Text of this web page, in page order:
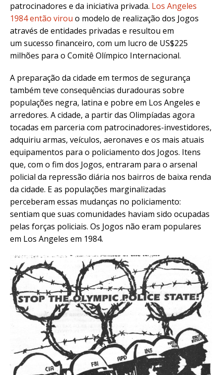
patrocinadores e da iniciativa privada. Los Angeles
1984 então virou o modelo de realização dos Jogos
através de entidades privadas e resultou em
um sucesso financeiro, com um lucro de US$225
milhões para o Comitê Olímpico Internacional.
A preparação da cidade em termos de segurança
também teve consequências duradouras sobre
populações negra, latina e pobre em Los Angeles e
arredores. A cidade, a partir das Olimpíadas agora
tocadas em parceria com patrocinadores-investidores,
adquiriu armas, veículos, aeronaves e os mais atuais
equipamentos para o policiamento dos Jogos. Itens
que, com o fim dos Jogos, entraram para o arsenal
policial da repressão diária nos bairros de baixa renda
da cidade. E as populações marginalizadas
perceberam essas mudanças no policiamento:
sentiam que suas comunidades haviam sido ocupadas
pelas forças policiais. Os Jogos não eram populares
em Los Angeles em 1984.